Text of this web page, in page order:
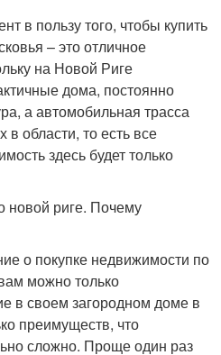
в пользу того, чтобы купить
– это отличное
на Новой Риге
дома, постоянно
а автомобильная трасса
в области, то есть все
здесь будет только
о покупке недвижимости по
можно только
в своем загородном доме в
преимуществ, что
сложно. Проще один раз